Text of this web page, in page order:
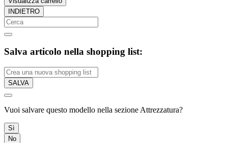
INDIETRO
Salva articolo nella shopping list:
SALVA
Vuoi salvare questo modello nella sezione Attrezzatura?
Sì
No